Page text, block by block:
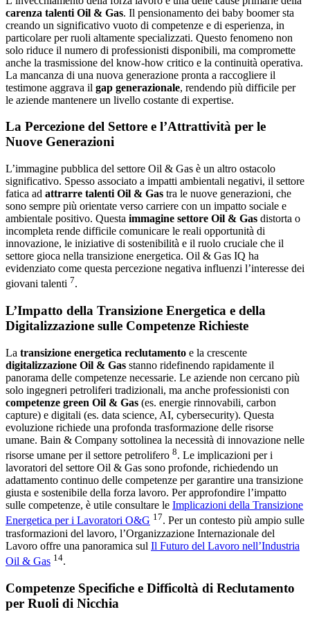
carenza talenti Oil & Gas. Il pensionamento dei baby boomer sta
creando un significativo vuoto di competenze e di esperienza, in
particolare per ruoli altamente specializzati. Questo fenomeno non
solo riduce il numero di professionisti disponibili, ma compromette
anche la trasmissione del know-how critico e la continuità operativa.
La mancanza di una nuova generazione pronta a raccogliere il
testimone aggrava il gap generazionale, rendendo più difficile per
le aziende mantenere un livello costante di expertise.
La Percezione del Settore e l’Attrattività per le
Nuove Generazioni
L’immagine pubblica del settore Oil & Gas è un altro ostacolo
significativo. Spesso associato a impatti ambientali negativi, il settore
fatica ad attrarre talenti Oil & Gas tra le nuove generazioni, che
sono sempre più orientate verso carriere con un impatto sociale e
ambientale positivo. Questa immagine settore Oil & Gas distorta o
incompleta rende difficile comunicare le reali opportunità di
innovazione, le iniziative di sostenibilità e il ruolo cruciale che il
settore gioca nella transizione energetica. Oil & Gas IQ ha
evidenziato come questa percezione negativa influenzi l’interesse dei
giovani talenti 7.
L’Impatto della Transizione Energetica e della
Digitalizzazione sulle Competenze Richieste
La transizione energetica reclutamento e la crescente
digitalizzazione Oil & Gas stanno ridefinendo rapidamente il
panorama delle competenze necessarie. Le aziende non cercano più
solo ingegneri petroliferi tradizionali, ma anche professionisti con
competenze green Oil & Gas (es. energie rinnovabili, carbon
capture) e digitali (es. data science, AI, cybersecurity). Questa
evoluzione richiede una profonda trasformazione delle risorse
umane. Bain & Company sottolinea la necessità di innovazione nelle
risorse umane per il settore petrolifero 8. Le implicazioni per i
lavoratori del settore Oil & Gas sono profonde, richiedendo un
adattamento continuo delle competenze per garantire una transizione
giusta e sostenibile della forza lavoro. Per approfondire l’impatto
sulle competenze, è utile consultare le Implicazioni della Transizione
Energetica per i Lavoratori O&G 17. Per un contesto più ampio sulle
trasformazioni del lavoro, l’Organizzazione Internazionale del
Lavoro offre una panoramica sul Il Futuro del Lavoro nell’Industria
Oil & Gas 14.
Competenze Specifiche e Difficoltà di Reclutamento
per Ruoli di Nicchia